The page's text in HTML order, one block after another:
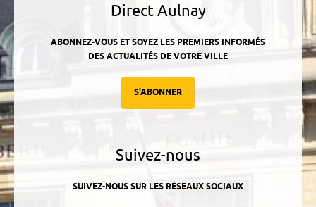
Direct Aulnay
ABONNEZ-VOUS ET SOYEZ LES PREMIERS INFORMÉS
DES ACTUALITÉS DE VOTRE VILLE
S'ABONNER
Suivez-nous
SUIVEZ-NOUS SUR LES RÉSEAUX SOCIAUX